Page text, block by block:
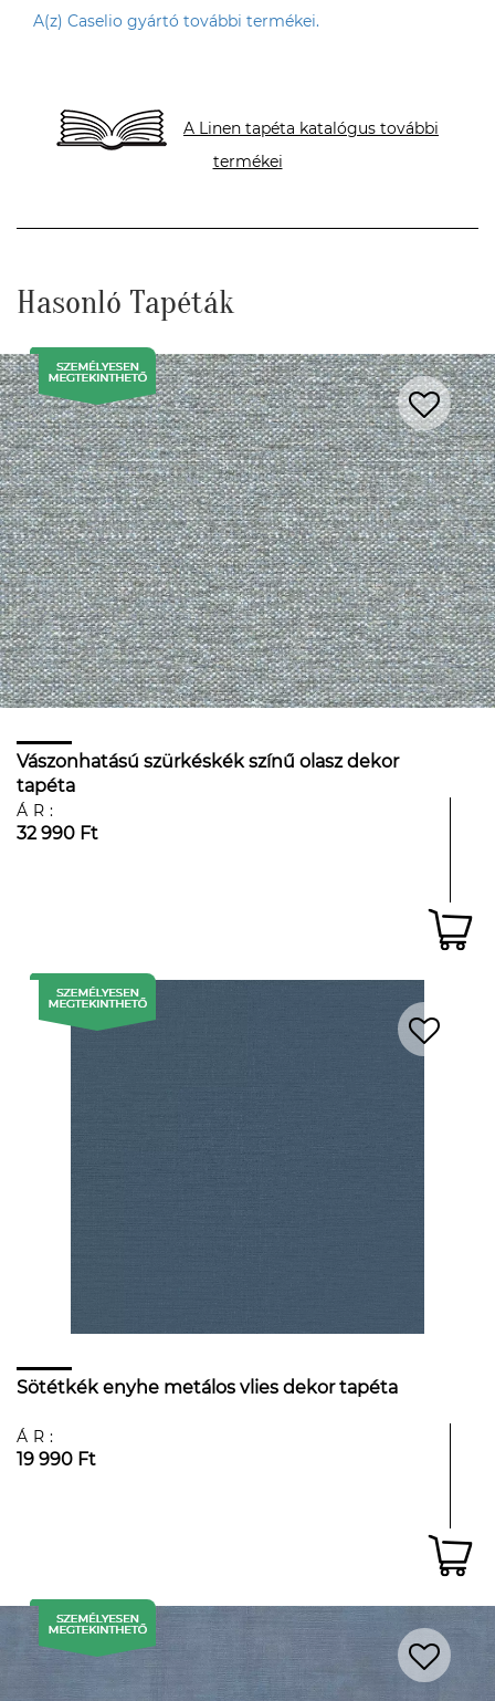
A(z) Caselio gyártó további termékei.
A Linen tapéta katalógus további
termékei
Hasonló Tapéták
Vászonhatású szürkéskék színű olasz dekor
tapéta
ÁR:
32 990 Ft
Sötétkék enyhe metálos vlies dekor tapéta
ÁR:
19 990 Ft